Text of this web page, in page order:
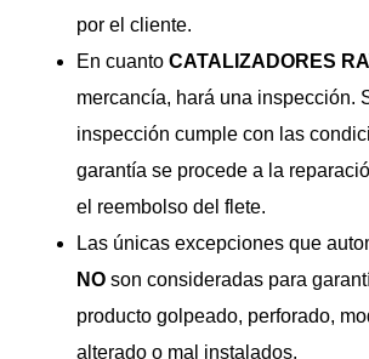
por el cliente.
En cuanto CATALIZADORES
mercancía, hará una inspección.
inspección cumple con las
garantía se procede a la
el reembolso del flete.
Las únicas excepciones que
NO son consideradas para
producto golpeado, perforado,
alterado o mal instalados.